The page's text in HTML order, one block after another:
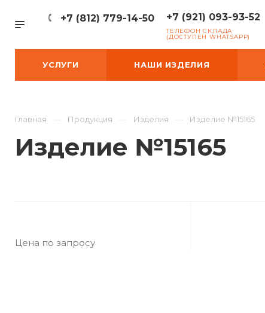
+7 (812) 779-14-50 +7 (921) 093-93-52
ТЕЛЕФОН СКЛАДА
(ДОСТУПЕН WHATSAPP)
УСЛУГИ НАШИ ИЗДЕЛИЯ
Главная Продукция Изделия Изделие №15165
Изделие №15165
Цена по запросу